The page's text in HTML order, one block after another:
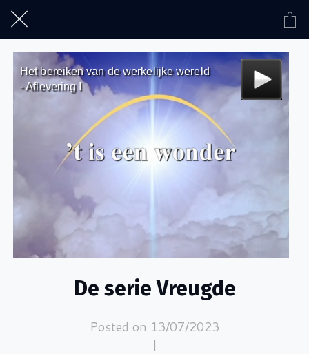
De serie Vreugde
Posted on 13/07/2023
|